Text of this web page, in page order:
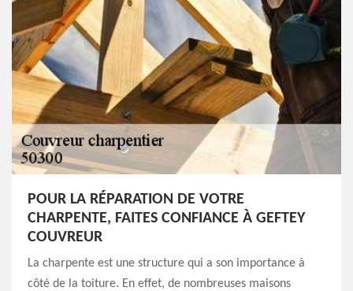
POUR LA RÉPARATION DE VOTRE
CHARPENTE, FAITES CONFIANCE À GEFTEY
COUVREUR
La charpente est une structure qui a son importance à
côté de la toiture. En effet, de nombreuses maisons